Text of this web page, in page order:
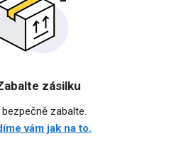
zásilku
bezpečně zabalte.
vám jak na to.